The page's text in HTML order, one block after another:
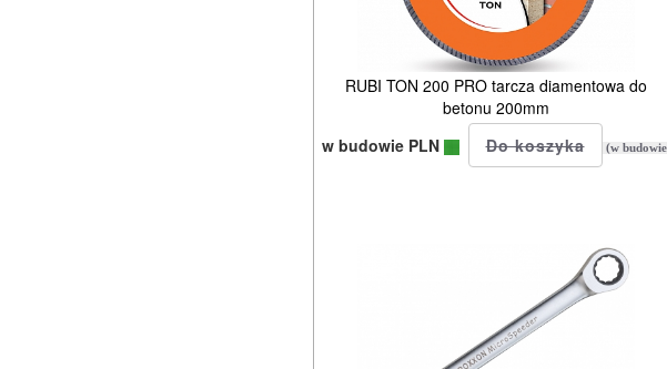
RUBI TON 200 PRO tarcza diamentowa do
betonu 200mm
w budowie PLN
(w